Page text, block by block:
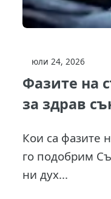
юли 24, 2026
Фазите на
за здрав
Кои са фазите
го подобрим
ни дух...